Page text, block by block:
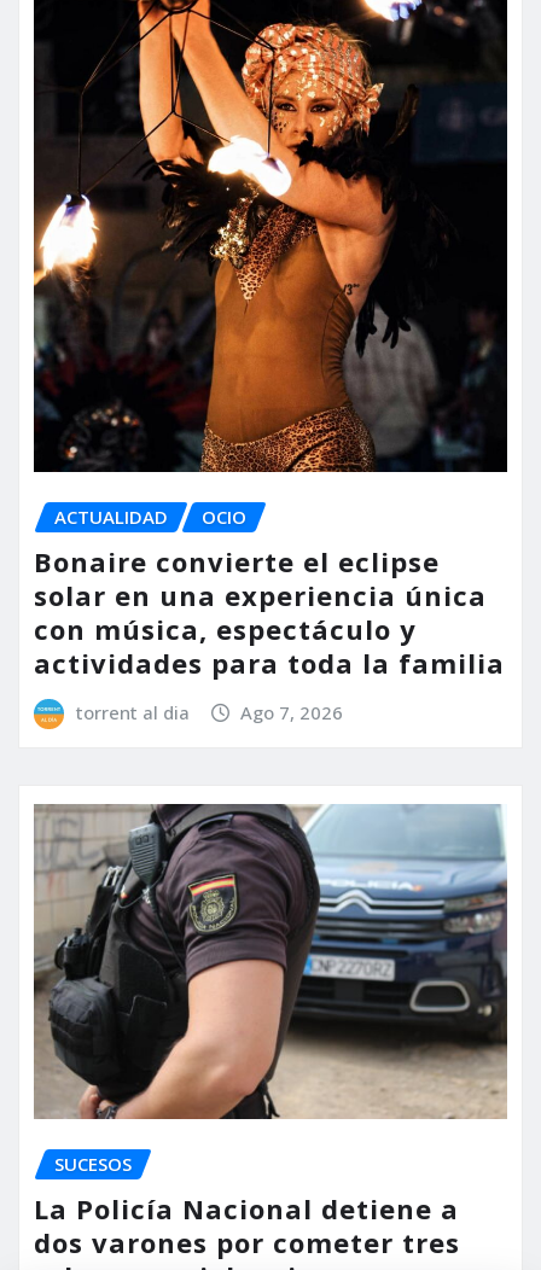
ACTUALIDAD OCIO
Bonaire convierte el eclipse
solar en una experiencia única
con música, espectáculo y
actividades para toda la familia
torrent al dia Ago 7, 2026
SUCESOS
La Policía Nacional detiene a
dos varones por cometer tres